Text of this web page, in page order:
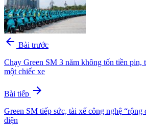
arrow_back Bài trước
Chạy Green SM 3 năm không tốn tiền pin,
một chiếc xe
Bài tiếp arrow_forward
Green SM tiếp sức, tài xế công nghệ “rộng
điện